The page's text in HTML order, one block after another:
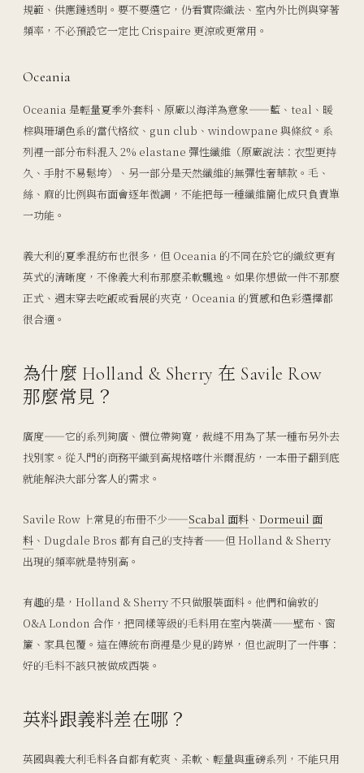
規範、供應鏈透明。要不要選它，仍看實際織法、室內外比例與穿著
頻率，不必預設它一定比 Crispaire 更涼或更常用。
Oceania
Oceania 是輕量夏季外套料、原廠以海洋為意象——藍、teal、暖
棕與珊瑚色系的當代格紋、gun club、windowpane 與條紋。系
列裡一部分布料混入 2% elastane 彈性纖維（原廠說法：衣型更持
久、手肘不易鬆垮）、另一部分是天然纖維的無彈性奢華款。毛、
絲、麻的比例與布面會逐年微調，不能把每一種纖維簡化成只負責單
一功能。
義大利的夏季混紡布也很多，但 Oceania 的不同在於它的織紋更有
英式的清晰度，不像義大利布那麼柔軟飄逸。如果你想做一件不那麼
正式、週末穿去吃飯或看展的夾克，Oceania 的質感和色彩選擇都
很合適。
為什麼 Holland & Sherry 在 Savile Row
那麼常見？
廣度——它的系列夠廣、價位帶夠寬，裁縫不用為了某一種布另外去
找別家。從入門的商務平織到高規格喀什米爾混紡，一本冊子翻到底
就能解決大部分客人的需求。
Savile Row 上常見的布冊不少——Scabal 面料 、 Dormeuil 面
料 、Dugdale Bros 都有自己的支持者——但 Holland & Sherry
出現的頻率就是特別高。
有趣的是，Holland & Sherry 不只做服裝面料。他們和倫敦的
O&A London 合作，把同樣等級的毛料用在室內裝潢——壁布、窗
簾、家具包覆。這在傳統布商裡是少見的跨界，但也說明了一件事：
好的毛料不該只被做成西裝。
英料跟義料差在哪？
英國與義大利毛料各自都有乾爽、柔軟、輕量與重磅系列，不能只用